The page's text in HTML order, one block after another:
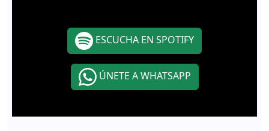
ESCUCHA EN SPOTIFY
ÚNETE A WHATSAPP